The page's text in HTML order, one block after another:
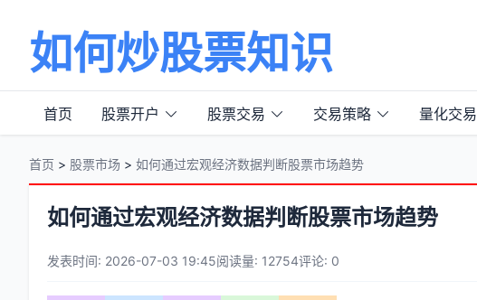
如何炒股票知识
首页 股票开户 股票交易 交易策略 量化交易
首页 > 股票市场 > 如何通过宏观经济数据判断股票市场趋势
如何通过宏观经济数据判断股票市场趋势
发表时间: 2026-07-03 19:45阅读量: 12754评论: 0